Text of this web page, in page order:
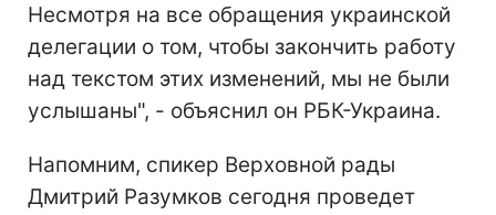
Несмотря на все обращения украинской
делегации о том, чтобы закончить работу
над текстом этих изменений, мы не были
услышаны", - объяснил он РБК-Украина.
Напомним, спикер Верховной рады
Дмитрий Разумков сегодня проведет